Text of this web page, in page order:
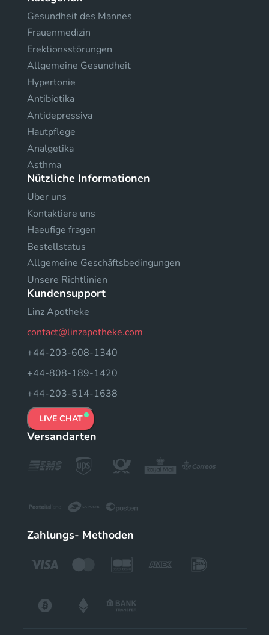
Gesundheit des Mannes
Frauenmedizin
Erektionsstörungen
Allgemeine Gesundheit
Hypertonie
Antibiotika
Antidepressiva
Hautpflege
Analgetika
Asthma
Nützliche Informationen
Uber uns
Kontaktiere uns
Haeufige fragen
Bestellstatus
Allgemeine Geschäftsbedingungen
Unsere Richtlinien
Kundensupport
Linz Apotheke
contact@linzapotheke.com
+44-203-608-1340
+44-808-189-1420
+44-203-514-1638
LIVE CHAT
Versandarten
Zahlungs- Methoden